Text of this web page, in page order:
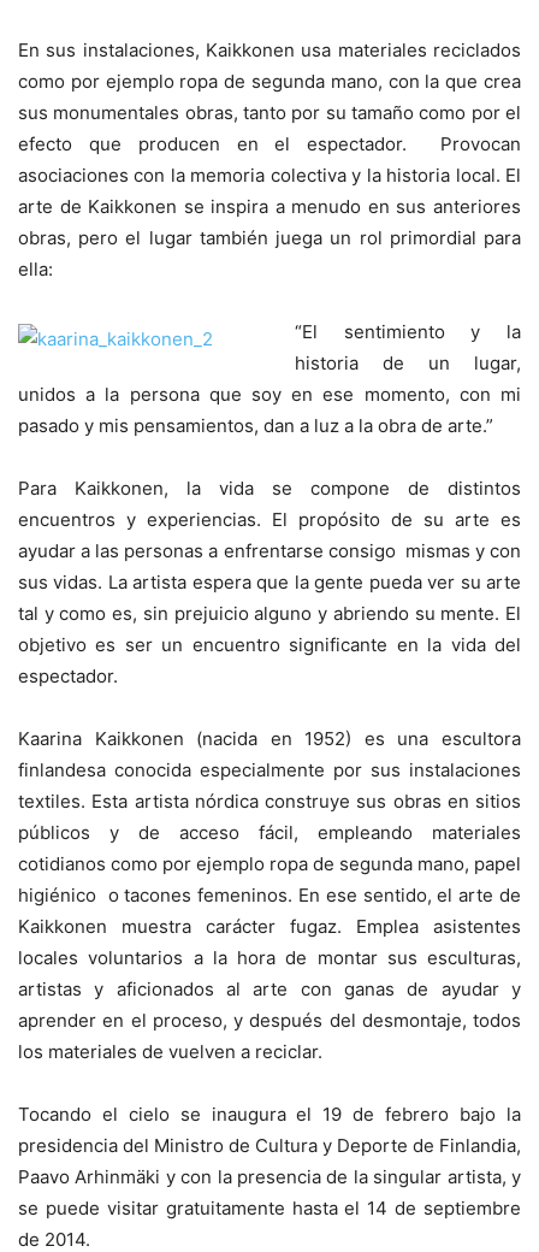
En sus instalaciones, Kaikkonen usa materiales reciclados
como por ejemplo ropa de segunda mano, con la que crea
sus monumentales obras, tanto por su tamaño como por el
efecto que producen en el espectador. Provocan
asociaciones con la memoria colectiva y la historia local. El
arte de Kaikkonen se inspira a menudo en sus anteriores
obras, pero el lugar también juega un rol primordial para
ella:
“El sentimiento y la
historia de un lugar,
unidos a la persona que soy en ese momento, con mi
pasado y mis pensamientos, dan a luz a la obra de arte.”
Para Kaikkonen, la vida se compone de distintos
encuentros y experiencias. El propósito de su arte es
ayudar a las personas a enfrentarse consigo mismas y con
sus vidas. La artista espera que la gente pueda ver su arte
tal y como es, sin prejuicio alguno y abriendo su mente. El
objetivo es ser un encuentro significante en la vida del
espectador.
Kaarina Kaikkonen (nacida en 1952) es una escultora
finlandesa conocida especialmente por sus instalaciones
textiles. Esta artista nórdica construye sus obras en sitios
públicos y de acceso fácil, empleando materiales
cotidianos como por ejemplo ropa de segunda mano, papel
higiénico o tacones femeninos. En ese sentido, el arte de
Kaikkonen muestra carácter fugaz. Emplea asistentes
locales voluntarios a la hora de montar sus esculturas,
artistas y aficionados al arte con ganas de ayudar y
aprender en el proceso, y después del desmontaje, todos
los materiales de vuelven a reciclar.
Tocando el cielo se inaugura el 19 de febrero bajo la
presidencia del Ministro de Cultura y Deporte de Finlandia,
Paavo Arhinmäki y con la presencia de la singular artista, y
se puede visitar gratuitamente hasta el 14 de septiembre
de 2014.